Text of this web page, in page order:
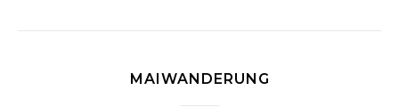
MAIWANDERUNG